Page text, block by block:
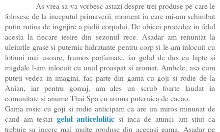
As vrea sa va vorbesc astazi despre trei produse pe care le
folosesc de la inceputul primaverii, moment in care mi-am schimbat
putin rutina de ingrijire a pielii corpului. De obicei procedez in felul
acesta la fiecare iesire din sezonul rece. Asadar am renuntat la
uleiurile grase si puternic hidratante pentru corp si le-am inlocuit cu
lotiuni mai usoare, frumos parfumate, iar gelul de dus cu lapte si
migdale l-am inlocuit cu unul proaspat si aromat. Ambele, asa cum
puteti vedea in imagini, fac parte din gama cu goji si rodie de la
Anian, iar pentru gomaj, am ales un scrub foarte laudat in
comunitate si anume Thai Spa cu aroma puternica de cacao.
Gama rosie cu goji si rodie anticipam ca are un miros minunat de
cand am testat gelul anticeluliticsi inca de atunci am stiut ca
trebuie sa incerc mai multe produse din aceeasi gama. Asadar pe